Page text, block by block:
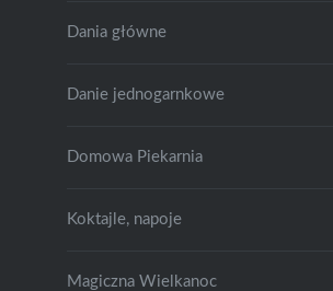
Dania główne
Danie jednogarnkowe
Domowa Piekarnia
Koktajle, napoje
Magiczna Wielkanoc